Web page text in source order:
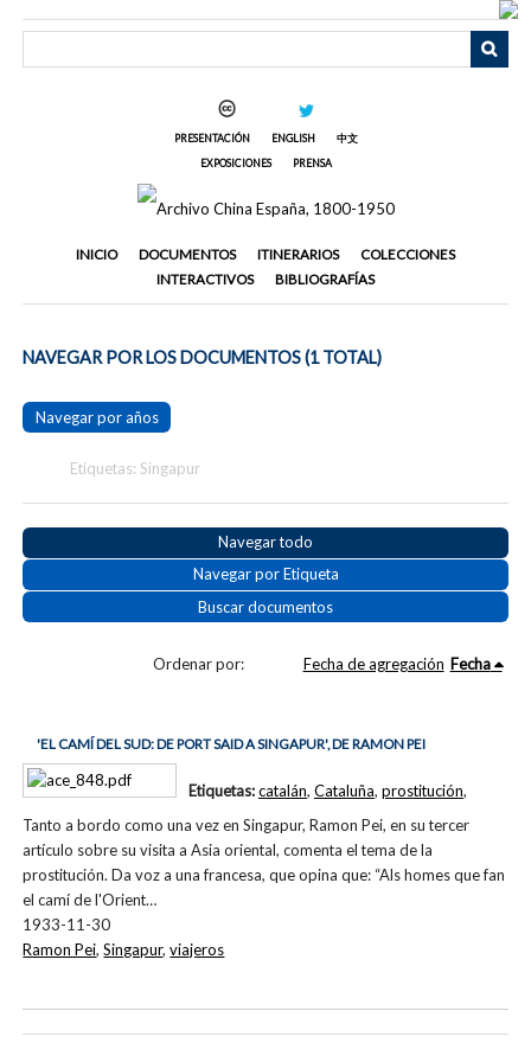
PRESENTACIÓN ENGLISH
中文
EXPOSICIONES
PRENSA
INICIO DOCUMENTOS ITINERARIOS
COLECCIONES
INTERACTIVOS
BIBLIOGRAFÍAS
NAVEGAR POR LOS DOCUMENTOS (1 TOTAL)
Navegar por años
Etiquetas: Singapur
Navegar todo
Navegar por Etiqueta
Buscar documentos
Ordenar por: Fecha de agregación Fecha
'EL CAMÍ DEL SUD: DE PORT SAID A SINGAPUR', DE RAMON PEI
Tanto a bordo como una vez en Singapur, Ramon Pei, en su tercer
artículo sobre su visita a Asia oriental, comenta el tema de la
prostitución. Da voz a una francesa, que opina que: “Als homes que fan
el camí de l'Orient…
1933-11-30
Etiquetas:catalán, Cataluña, prostitución,
Ramon Pei,Singapur,viajeros